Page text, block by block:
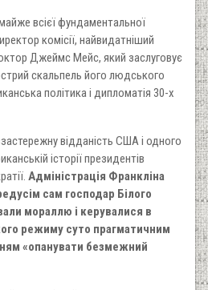
всієї фундаментальної
комісії, найвидатніший
Джеймс Мейс, який заслуговує
скальпель його людського
політика і дипломатія 30-х
відданість США і одного
історії президентів
Адміністрація Франкліна
сам господар Білого
мораллю і керувалися в
режиму суто прагматичним
«опанувати безмежний